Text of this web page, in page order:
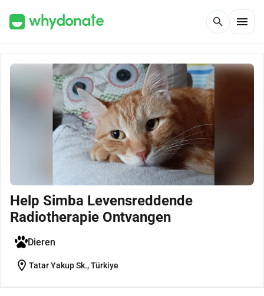
search menu
Help Simba Levensreddende
Radiotherapie Ontvangen
Dieren
location_on Tatar Yakup Sk., Türkiye